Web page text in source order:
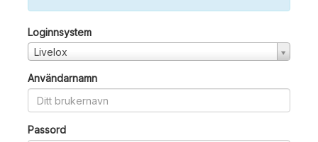
Loginnsystem
Livelox
Användarnamn
Passord